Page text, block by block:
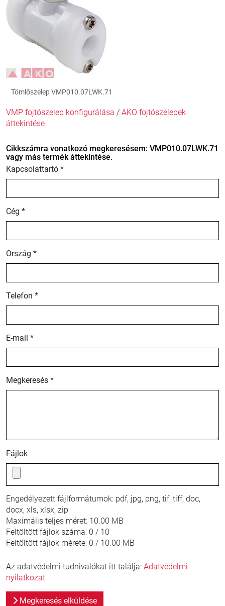
Tömlőszelep VMP010.07LWK.71
VMP fojtószelep konfigurálása / AKO fojtószelepek
áttekintése
Cikkszámra vonatkozó megkeresésem: VMP010.07LWK.71
vagy más termék áttekintése.
Kapcsolattartó *
Cég *
Ország *
Telefon *
E-mail *
Megkeresés *
Fájlok
Engedélyezett fájlformátumok: pdf, jpg, png, tif, tiff, doc,
docx, xls, xlsx, zip
Maximális teljes méret: 10.00 MB
Feltöltött fájlok száma: 0 / 10
Feltöltött fájlok mérete: 0 / 10.00 MB
Az adatvédelmi tudnivalókat itt találja: Adatvédelmi
nyilatkozat
Megkeresés elküldése